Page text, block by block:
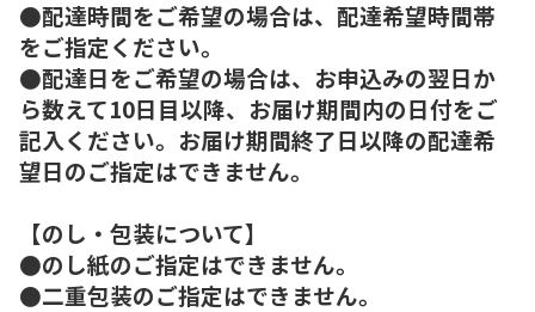
●配達時間をご希望の場合は、配達希望時間帯
をご指定ください。
●配達日をご希望の場合は、お申込みの翌日か
ら数えて10日目以降、お届け期間内の日付をご
記入ください。お届け期間終了日以降の配達希
望日のご指定はできません。
【のし・包装について】
●のし紙のご指定はできません。
●二重包装のご指定はできません。